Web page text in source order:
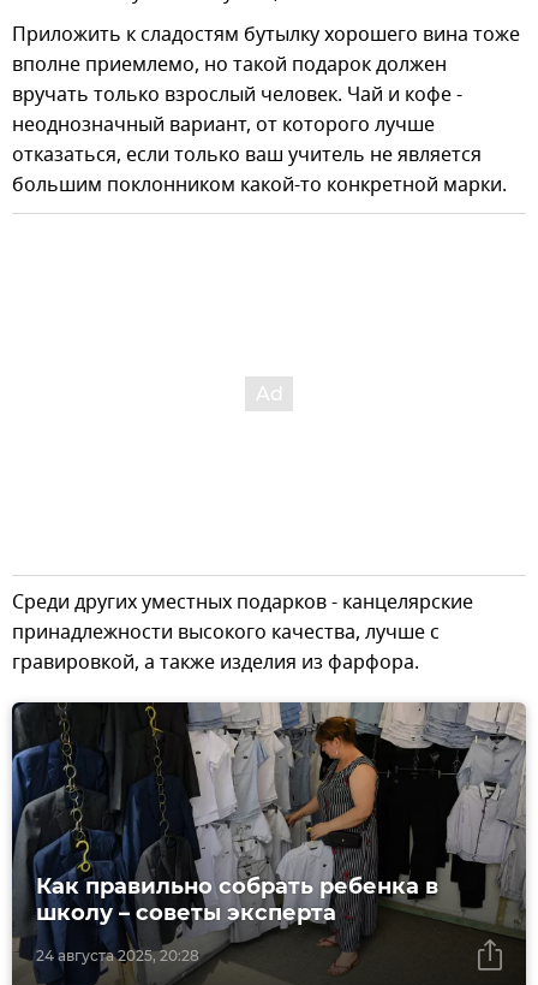
Приложить к сладостям бутылку хорошего вина тоже
вполне приемлемо, но такой подарок должен
вручать только взрослый человек. Чай и кофе -
неоднозначный вариант, от которого лучше
отказаться, если только ваш учитель не является
большим поклонником какой-то конкретной марки.
Среди других уместных подарков - канцелярские
принадлежности высокого качества, лучше с
гравировкой, а также изделия из фарфора.
24 августа 2025, 20:28
Как правильно собрать ребенка в
школу – советы эксперта